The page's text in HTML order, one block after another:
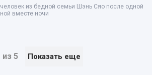
из бедной семьи Шэнь Сяо после одной
вместе ночи
из 5 Показать еще